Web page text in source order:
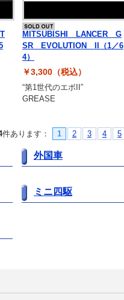
MITSUBISHI LANCER G
SR EVOLUTION II（1／6
4）
￥3,300（税込）
“第1世代のエボII”
GREASE
件あります ： 1 2 3 4 5
外国車
ミニ四駆